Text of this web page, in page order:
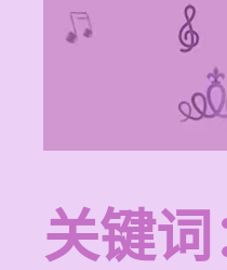
关键词